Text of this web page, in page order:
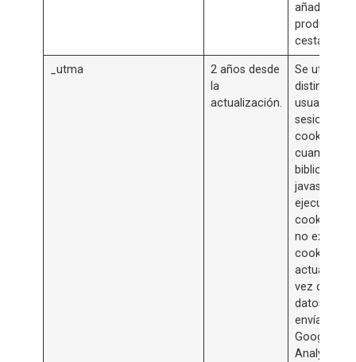
añadir un
producto a
cesta).
_utma
2 años desde
la
actualización.
Se utiliza
distinguir a
usuarios y
sesiones.
cookie se
cuando la
biblioteca
javascript
ejecuta y
cookies
no existen.
cookie se
actualiza
vez que los
datos se
envían a
Google
Analytics.